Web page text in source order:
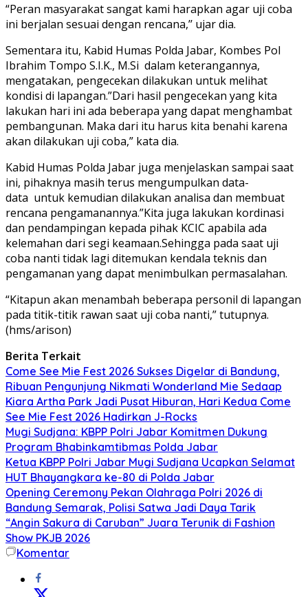
“Peran masyarakat sangat kami harapkan agar uji coba
ini berjalan sesuai dengan rencana,’’ ujar dia.
Sementara itu, Kabid Humas Polda Jabar, Kombes Pol
Ibrahim Tompo S.I.K., M.Si dalam keterangannya,
mengatakan, pengecekan dilakukan untuk melihat
kondisi di lapangan.”Dari hasil pengecekan yang kita
lakukan hari ini ada beberapa yang dapat menghambat
pembangunan. Maka dari itu harus kita benahi karena
akan dilakukan uji coba,” kata dia.
Kabid Humas Polda Jabar juga menjelaskan sampai saat
ini, pihaknya masih terus mengumpulkan data-
data untuk kemudian dilakukan analisa dan membuat
rencana pengamanannya.”Kita juga lakukan kordinasi
dan pendampingan kepada pihak KCIC apabila ada
kelemahan dari segi keamaan.Sehingga pada saat uji
coba nanti tidak lagi ditemukan kendala teknis dan
pengamanan yang dapat menimbulkan permasalahan.
“Kitapun akan menambah beberapa personil di lapangan
pada titik-titik rawan saat uji coba nanti,” tutupnya.
(hms/arison)
Berita Terkait
Come See Mie Fest 2026 Sukses Digelar di Bandung,
Ribuan Pengunjung Nikmati Wonderland Mie Sedaap
Kiara Artha Park Jadi Pusat Hiburan, Hari Kedua Come
See Mie Fest 2026 Hadirkan J-Rocks
Mugi Sudjana: KBPP Polri Jabar Komitmen Dukung
Program Bhabinkamtibmas Polda Jabar
Ketua KBPP Polri Jabar Mugi Sudjana Ucapkan Selamat
HUT Bhayangkara ke-80 di Polda Jabar
Opening Ceremony Pekan Olahraga Polri 2026 di
Bandung Semarak, Polisi Satwa Jadi Daya Tarik
“Angin Sakura di Caruban” Juara Terunik di Fashion
Show PKJB 2026
Komentar